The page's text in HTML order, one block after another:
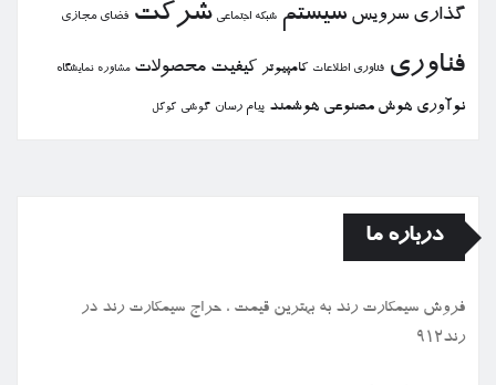
گذاری سرویس سیستم شبكه اجتماعی شركت فضای مجازی
فناوری فناوری اطلاعات كامپیوتر كیفیت محصولات مشاوره نمایشگاه
نوآوری هوش مصنوعی هوشمند پیام رسان گوشی گوگل
درباره ما
فروش سیمكارت رند به بهترین قیمت ، حراج سیمكارت رند در
رند912